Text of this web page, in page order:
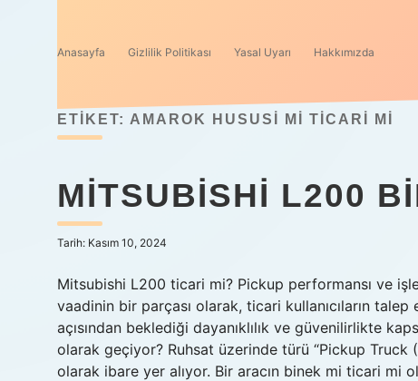
Anasayfa Gizlilik Politikası Yasal Uyarı Hakkımızda
ETIKET: AMAROK HUSUSI MI TICARI MI
MITSUBISHI L200
Tarih: Kasım 10, 2024
Mitsubishi L200 ticari mi? Pickup performansı ve
vaadinin bir parçası olarak, ticari kullanıcıların
açısından beklediği dayanıklılık ve güvenilirlikte
olarak geçiyor? Ruhsat üzerinde türü “Pickup Truck
olarak ibare yer alıyor. Bir aracın binek mi ticari mi